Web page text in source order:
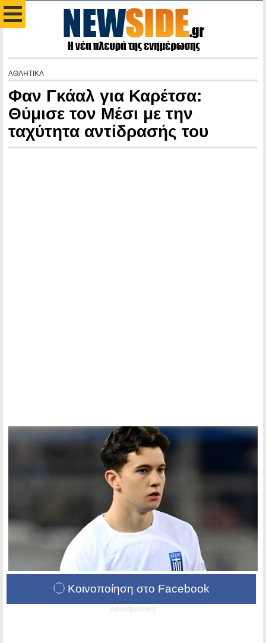
ΑΘΛΗΤΙΚΑ
Φαν Γκάαλ για Καρέτσα:
Θύμισε τον Μέσι με την
ταχύτητα αντίδρασής του
Κοινοποίηση στο Facebook
Advertisement